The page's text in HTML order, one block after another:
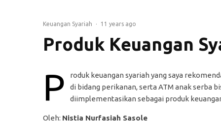
Keuangan Syariah · 11 years ago
Produk Keuangan
P
roduk keuangan syariah yang saya
di bidang perikanan, serta ATM anak serba
diimplementasikan sebagai produk
Oleh: Nistia Nurfasiah Sasole